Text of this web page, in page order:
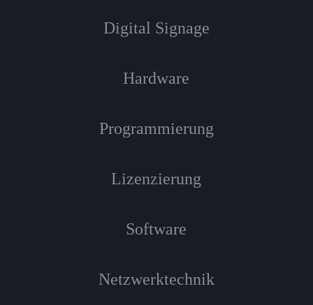
Digital Signage
Hardware
Programmierung
Lizenzierung
Software
Netzwerktechnik